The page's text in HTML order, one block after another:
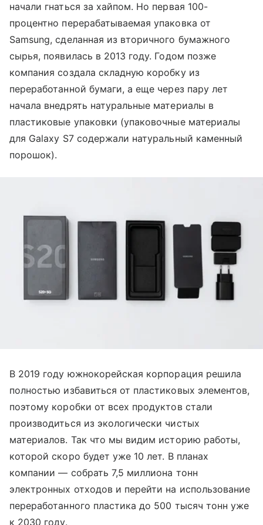
начали гнаться за хайпом. Но первая 100-
процентно перерабатываемая упаковка от
Samsung, сделанная из вторичного бумажного
сырья, появилась в 2013 году. Годом позже
компания создала складную коробку из
переработанной бумаги, а еще через пару лет
начала внедрять натуральные материалы в
пластиковые упаковки (упаковочные материалы
для Galaxy S7 содержали натуральный каменный
порошок).
В 2019 году южнокорейская корпорация решила
полностью избавиться от пластиковых элементов,
поэтому коробки от всех продуктов стали
производиться из экологически чистых
материалов. Так что мы видим историю работы,
которой скоро будет уже 10 лет. В планах
компании — собрать 7,5 миллиона тонн
электронных отходов и перейти на использование
переработанного пластика до 500 тысяч тонн уже
к 2030 году.